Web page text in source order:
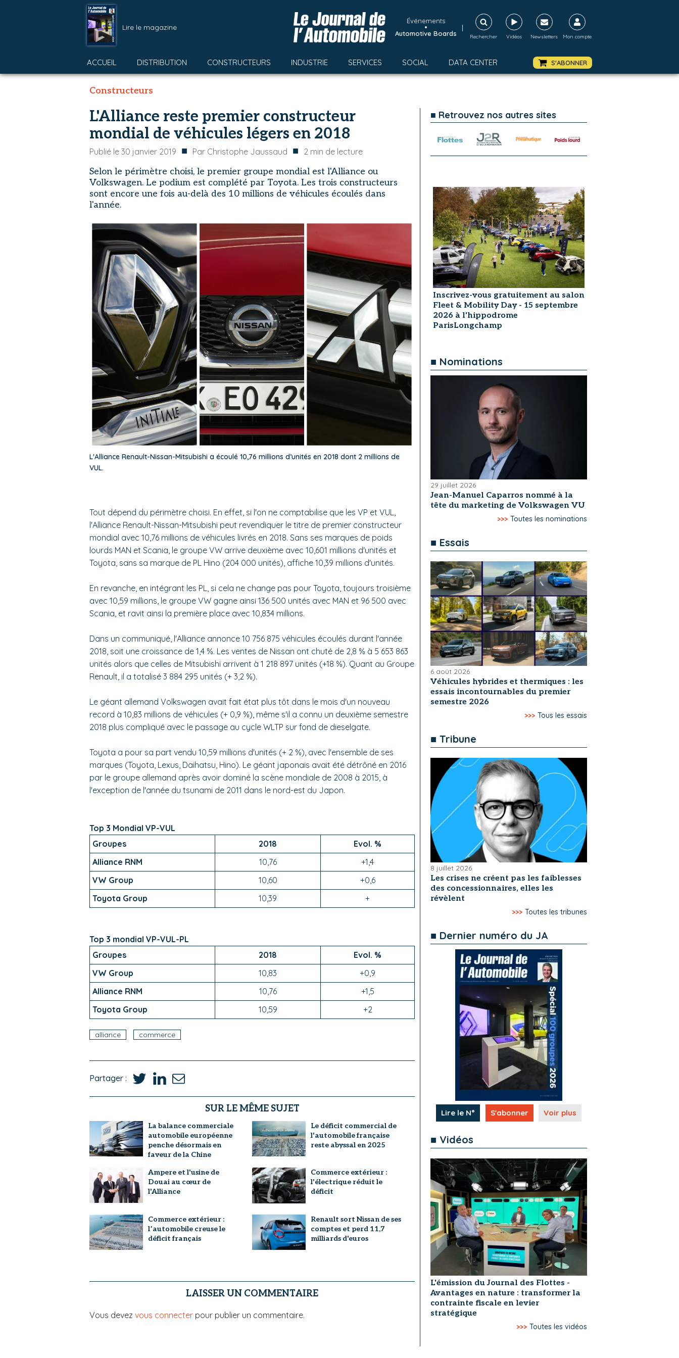
Lire le magazine
Événements
•
Automotive Boards
|
Rechercher Vidéos Newsletters Mon compte
ACCUEIL DISTRIBUTION CONSTRUCTEURS INDUSTRIE SERVICES SOCIAL DATA CENTER S'ABONNER
Constructeurs
L'Alliance reste premier constructeur
mondial de véhicules légers en 2018
Publié le 30 janvier 2019 ■ Par Christophe Jaussaud ■ 2 min de lecture
Selon le périmètre choisi, le premier groupe mondial est l'Alliance ou
Volkswagen. Le podium est complété par Toyota. Les trois constructeurs
sont encore une fois au-delà des 10 millions de véhicules écoulés dans
l'année.
L'Alliance Renault-Nissan-Mitsubishi a écoulé 10,76 millions d’unités en 2018 dont 2 millions de
VUL.
Tout dépend du périmètre choisi. En effet, si l'on ne comptabilise que les VP et VUL,
l'Alliance Renault-Nissan-Mitsubishi peut revendiquer le titre de premier constructeur
mondial avec 10,76 millions de véhicules livrés en 2018. Sans ses marques de poids
lourds MAN et Scania, le groupe VW arrive deuxième avec 10,601 millions d'unités et
Toyota, sans sa marque de PL Hino (204 000 unités), affiche 10,39 millions d'unités.
En revanche, en intégrant les PL, si cela ne change pas pour Toyota, toujours troisième
avec 10,59 millions, le groupe VW gagne ainsi 136 500 unités avec MAN et 96 500 avec
Scania, et ravit ainsi la première place avec 10,834 millions.
Dans un communiqué, l'Alliance annonce 10 756 875 véhicules écoulés durant l'année
2018, soit une croissance de 1,4 %. Les ventes de Nissan ont chuté de 2,8 % à 5 653 863
unités alors que celles de Mitsubishi arrivent à 1 218 897 unités (+18 %). Quant au Groupe
Renault, il a totalisé 3 884 295 unités (+ 3,2 %).
Le géant allemand Volkswagen avait fait état plus tôt dans le mois d'un nouveau
record à 10,83 millions de véhicules (+ 0,9 %), même s'il a connu un deuxième semestre
2018 plus compliqué avec le passage au cycle WLTP sur fond de dieselgate.
Toyota a pour sa part vendu 10,59 millions d'unités (+ 2 %), avec l'ensemble de ses
marques (Toyota, Lexus, Daihatsu, Hino). Le géant japonais avait été détrôné en 2016
par le groupe allemand après avoir dominé la scène mondiale de 2008 à 2015, à
l'exception de l'année du tsunami de 2011 dans le nord-est du Japon.
Top 3 Mondial VP-VUL
Groupes
2018
Evol. %
Alliance RNM
10,76
+1,4
VW Group
10,60
+0,6
Toyota Group
10,39 +
Top 3 mondial VP-VUL-PL
Groupes
2018
Evol. %
VW Group
10,83
+0,9
Alliance RNM
10,76
+1,5
Toyota Group
10,59 +2
alliance commerce
Partager :
SUR LE MÊME SUJET
La balance commerciale
automobile européenne
penche désormais en
faveur de la Chine
Le déficit commercial de
l'automobile française
reste abyssal en 2025
Ampere et l'usine de
Douai au cœur de
l'Alliance
Commerce extérieur :
l'électrique réduit le
déficit
Commerce extérieur :
l’automobile creuse le
déficit français
Renault sort Nissan de ses
comptes et perd 11,7
milliards d'euros
LAISSER UN COMMENTAIRE
Vous devez vous connecter pour publier un commentaire.
■ Retrouvez nos autres sites
Inscrivez-vous gratuitement au salon
Fleet & Mobility Day - 15 septembre
2026 à l'hippodrome
ParisLongchamp
■ Nominations
29 juillet 2026
Jean-Manuel Caparros nommé à la
tête du marketing de Volkswagen VU
>>> Toutes les nominations
■ Essais
6 août 2026
Véhicules hybrides et thermiques : les
essais incontournables du premier
semestre 2026
>>> Tous les essais
■ Tribune
8 juillet 2026
Les crises ne créent pas les faiblesses
des concessionnaires, elles les
révèlent
>>> Toutes les tribunes
■ Dernier numéro du JA
Lire le N° S'abonner Voir plus
■ Vidéos
L'émission du Journal des Flottes -
Avantages en nature : transformer la
contrainte fiscale en levier
stratégique
>>> Toutes les vidéos